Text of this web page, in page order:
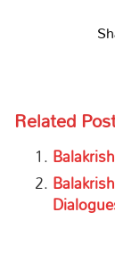
Related